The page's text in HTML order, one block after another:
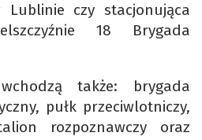
Lublinie czy stacjonująca
18 Brygada
także: brygada
pułk przeciwlotniczy,
rozpoznawczy oraz